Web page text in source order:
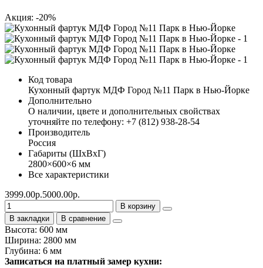
Акция: -20%
Код товара
Кухонный фартук МДФ Город №11 Парк в Нью-Йорке
Дополнительно
О наличии, цвете и дополнительных свойствах
уточняйте по телефону: +7 (812) 938-28-54
Производитель
Россия
Габариты (ШхВхГ)
2800×600×6 мм
Все характеристики
3999.00р.5000.00р.
В корзину
В закладки
В сравнение
Высота: 600 мм
Ширина: 2800 мм
Глубина: 6 мм
Записаться на платный замер кухни: